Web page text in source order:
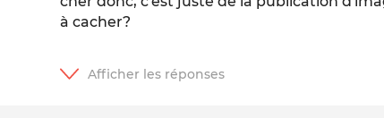
à cacher?